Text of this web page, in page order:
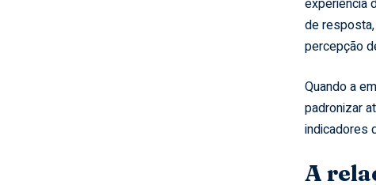
experiência
de
percepção
Quando a
padronizar
indicadores
A